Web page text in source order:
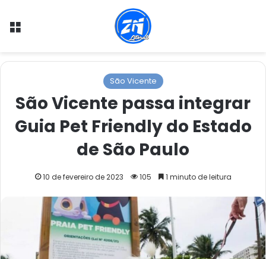
Menu
São Vicente
São Vicente passa integrar
Guia Pet Friendly do Estado
de São Paulo
10 de fevereiro de 2023 105 1 minuto de leitura